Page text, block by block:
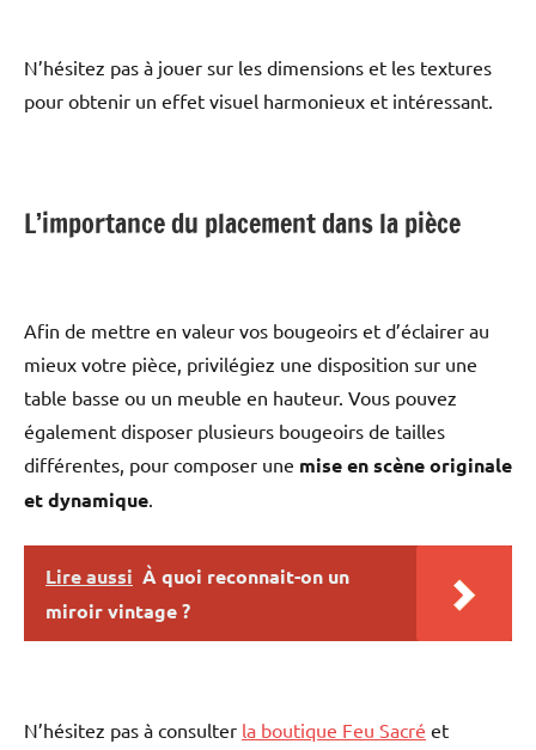
N’hésitez pas à jouer sur les dimensions et les textures
pour obtenir un effet visuel harmonieux et intéressant.
L’importance du placement dans la pièce
Afin de mettre en valeur vos bougeoirs et d’éclairer au
mieux votre pièce, privilégiez une disposition sur une
table basse ou un meuble en hauteur. Vous pouvez
également disposer plusieurs bougeoirs de tailles
différentes, pour composer une mise en scène originale
et dynamique.
Lire aussi À quoi reconnait-on un
miroir vintage ?
N’hésitez pas à consulter la boutique Feu Sacré et